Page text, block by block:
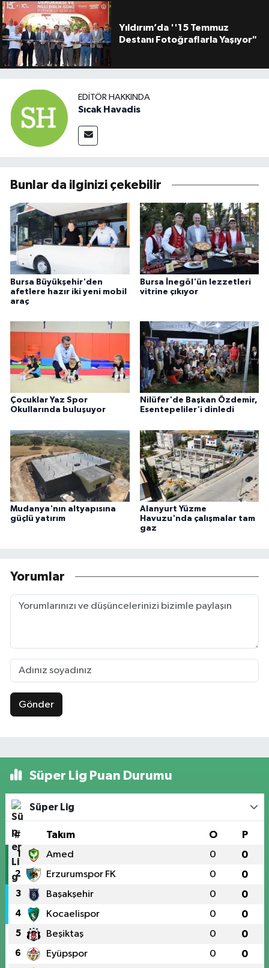
Yıldırım’da ''15 Temmuz
Destanı Fotoğraflarla Yaşıyor"
EDITÖR HAKKINDA
Sıcak Havadis
Bunlar da ilginizi çekebilir
Bursa Büyükşehir'den
afetlere hazır iki yeni mobil
araç
Bursa İnegöl'ün lezzetleri
vitrine çıkıyor
Çocuklar Yaz Spor
Okullarında buluşuyor
Nilüfer'de Başkan Özdemir,
Esentepeliler'i dinledi
Mudanya'nın altyapısına
güçlü yatırım
Alanyurt Yüzme
Havuzu'nda çalışmalar tam
gaz
Yorumlar
Gönder
Süper Lig Puan Durumu
Süper Lig
# Takım O P
1 Amed 0 0
2 Erzurumspor FK 0 0
3 Başakşehir 0 0
4 Kocaelispor 0 0
5 Beşiktaş 0 0
6 Eyüpspor 0 0